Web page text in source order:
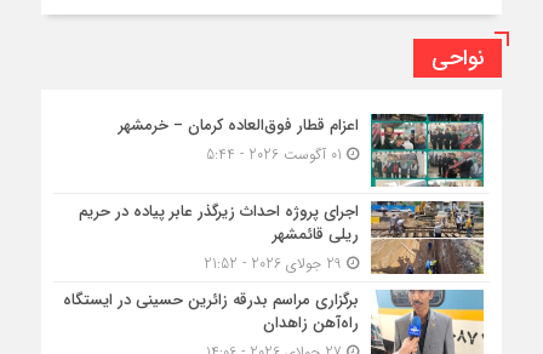
نواحی
اعزام قطار فوق‌العاده کرمان – خرمشهر
اجرای پروژه احداث زیرگذر عابر پیاده در حریم
ریلی قائمشهر
برگزاری مراسم بدرقه زائرین حسینی در ایستگاه
راه‌آهن زاهدان